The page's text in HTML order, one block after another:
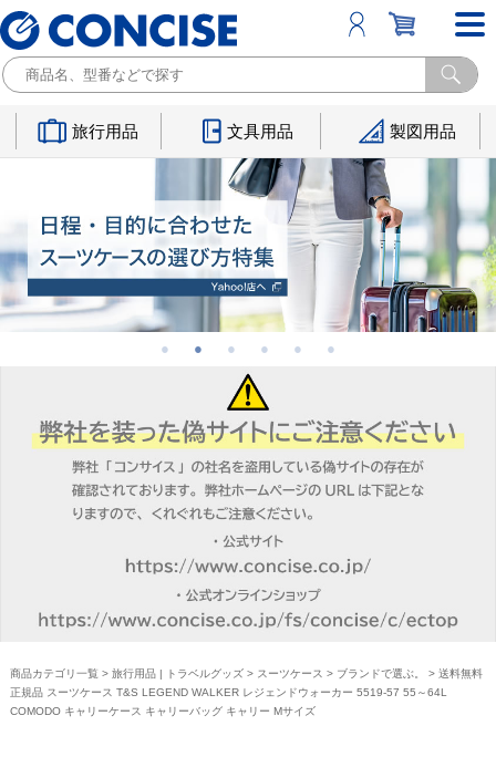
旅行用品 文具用品 製図用品
商品カテゴリ一覧 > 旅行用品 | トラベルグッズ> スーツケース > ブランドで選ぶ。
> 送料無料
正規品 スーツケース T&S LEGEND WALKER レジェンドウォーカー 5519-57 55～64L
COMODO キャリーケース キャリーバッグ キャリー Mサイズ